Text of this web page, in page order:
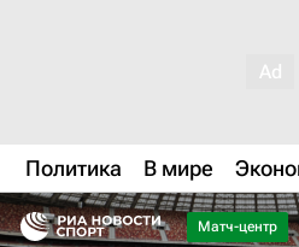
Политика В мире
Матч-центр